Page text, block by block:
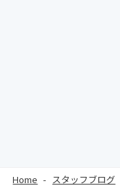
Home - スタッフブログ